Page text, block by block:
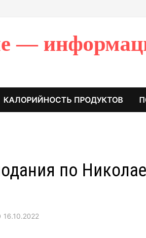
—
КАЛОРИЙНОСТЬ ПРОДУКТОВ
по
16.10.2022